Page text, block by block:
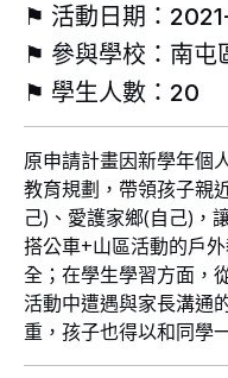
⚑ 活動日期：
⚑ 參與學校：南屯
⚑ 學生人數：20
原申請計畫因新學年個
教育規劃，帶領孩子親
己)、愛護家鄉(自己)，
搭公車+山區活動的戶
全；在學生學習方面，
活動中遭遇與家長溝通
重，孩子也得以和同學